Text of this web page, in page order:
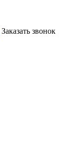
Заказать звонок